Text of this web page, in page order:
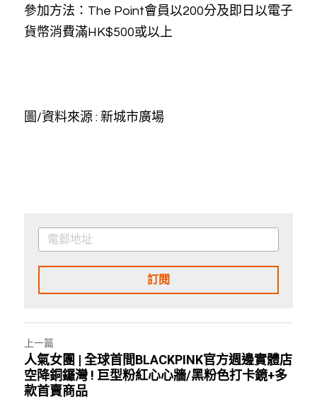
參加方法：The Point會員以200分及即日以電子
貨幣消費滿HK$500或以上
圖/資料來源 : 新城市廣場
訂閱
上一篇
人氣女團 | 全球首間BLACKPINK官方週邊實體店
空降銅鑼灣 ! 巨型粉紅心心牆/黑粉色打卡鏡+多
款首賣商品